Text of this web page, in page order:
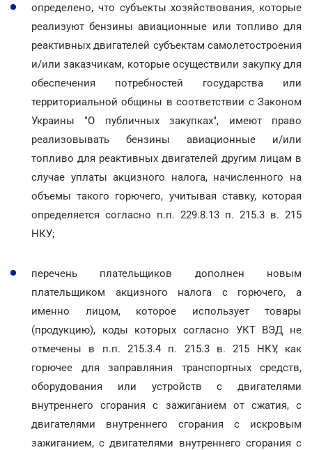
определено, что субъекты хозяйствования, которые
реализуют бензины авиационные или топливо для
реактивных двигателей субъектам самолетостроения
и/или заказчикам, которые осуществили закупку для
обеспечения потребностей государства или
территориальной общины в соответствии с Законом
Украины "О публичных закупках", имеют право
реализовывать бензины авиационные и/или
топливо для реактивных двигателей другим лицам в
случае уплаты акцизного налога, начисленного на
объемы такого горючего, учитывая ставку, которая
определяется согласно п.п. 229.8.13 п. 215.3 в. 215
НКУ;
перечень плательщиков дополнен новым
плательщиком акцизного налога с горючего, а
именно лицом, которое использует товары
(продукцию), коды которых согласно УКТ ВЭД не
отмечены в п.п. 215.3.4 п. 215.3 в. 215 НКУ, как
горючее для заправляния транспортных средств,
оборудования или устройств с двигателями
внутреннего сгорания с зажиганием от сжатия, с
двигателями внутреннего сгорания с искровым
зажиганием, с двигателями внутреннего сгорания с